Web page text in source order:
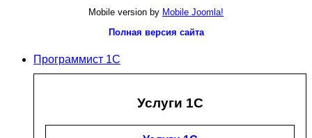
Mobile version by Mobile Joomla!
Полная версия сайта
Программист 1С
Услуги 1С